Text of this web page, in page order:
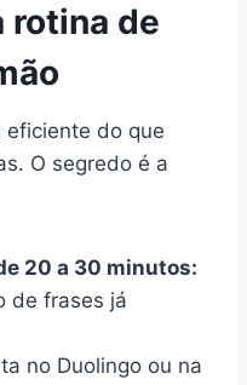
rotina de
eficiente do que
O segredo é a
20 a 30 minutos:
de frases já
no Duolingo ou na